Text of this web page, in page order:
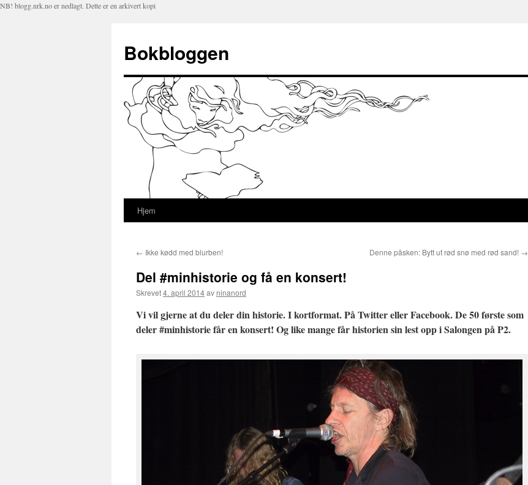
NB! blogg.nrk.no er nedlagt. Dette er en arkivert kopi
Bokbloggen
Hopp
innhold
Hjem
← Ikke kødd med blurben! Denne påsken: Bytt ut rød snø med rød sand! →
Del #minhistorie og få en konsert!
Skrevet4. april 2014av ninanord
Vi vil gjerne at du deler din historie. I kortformat. På Twitter eller Facebook. De 50 første som
deler #minhistorie får en konsert! Og like mange får historien sin lest opp i Salongen på P2.